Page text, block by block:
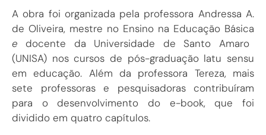
A obra foi organizada pela professora Andressa A.
de Oliveira, mestre no Ensino na Educação Básica
edocente da Universidade de Santo Amaro
(UNISA) nos cursos de pós-graduação latu sensu
em educação. Além da professora Tereza, mais
sete professoras e pesquisadoras contribuíram
para o desenvolvimento do e-book, que foi
dividido em quatro capítulos.